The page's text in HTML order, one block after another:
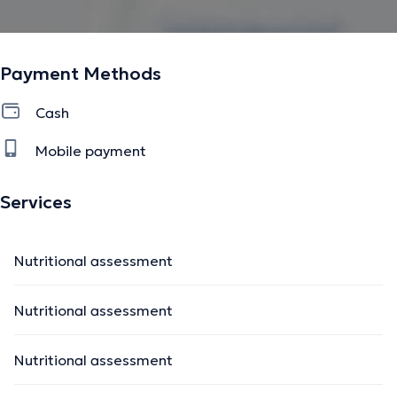
Payment Methods
Cash
Mobile payment
Services
Nutritional assessment
Nutritional assessment
Nutritional assessment